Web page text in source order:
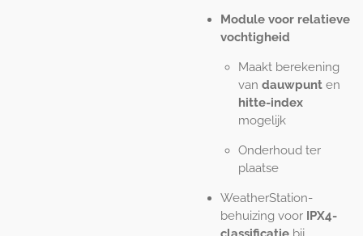
Module voor relatieve
vochtigheid
Maakt berekening
van dauwpunt en
hitte-index
mogelijk
Onderhoud ter
plaatse
WeatherStation-
behuizing voor IPX4-